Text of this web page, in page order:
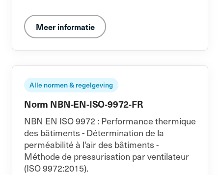
Meer informatie
Alle normen & regelgeving
Norm NBN-EN-ISO-9972-FR
NBN EN ISO 9972 : Performance thermique
des bâtiments - Détermination de la
perméabilité à l'air des bâtiments -
Méthode de pressurisation par ventilateur
(ISO 9972:2015).